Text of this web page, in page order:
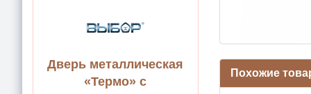
Дверь металлическая
«Термо» с
Похожие